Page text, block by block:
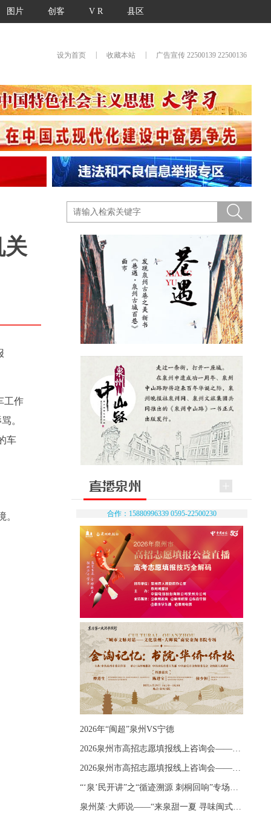
图片 创客 V R 县区
设为首页 收藏本站 广告宣传 22500139 22500136
关
工作
。
车
合作：15880996339 0595-22500230
2026年“闽超”泉州VS宁德